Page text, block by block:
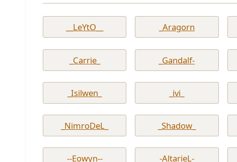
__LeYtO__ _Aragorn
_Carrie_ _Gandalf-
_Isilwen_ _ivi_
_NimroDeL_ _Shadow_
--Eowyn-- -AltarieL-